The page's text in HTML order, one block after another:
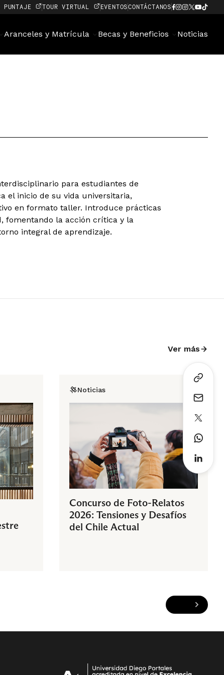
PUNTAJE TOUR VIRTUAL EVENTOSCONTÁCTANOS
Aranceles y Matrícula Becas y Beneficios Noticias
para estudiantes de
el inicio de su vida universitaria,
en formato taller. Introduce prácticas
fomentando la acción crítica y la
integral de aprendizaje.
Ver más
Noticias
Concurso de Foto-Relatos
2026: Tensiones y Desafíos
del Chile Actual